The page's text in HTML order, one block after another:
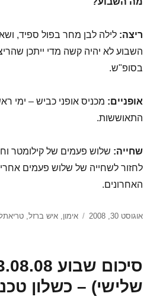
ריצה:לילה לבן מחר בפול ספיד,
השבוע לא יהיה קשה מדי ייתכן
בסופ"ש.
אופניים: מכניס אופני כביש – ימי
התאוששות.
שחייה: שלוש פעמים של קילומטר
לחזור לשחייה של שלוש פעמים
האחרונים.
פורסם
אוגוסט 30, 2008 קטגוריות
אימון,איש ברזל,
שלישי) – כשלון